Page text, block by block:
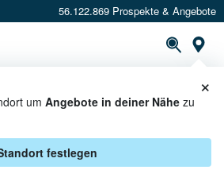
56.122.869 Prospekte & Angebote
um Angebote in deiner Nähe zu
festlegen
×
E CENTER -
AKTIONEN